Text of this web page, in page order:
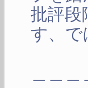
批評段
す、で